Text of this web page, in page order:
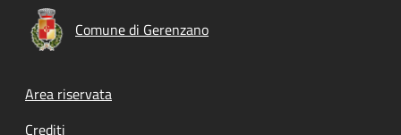
Comune di Gerenzano
Footer menu
Area riservata
Crediti